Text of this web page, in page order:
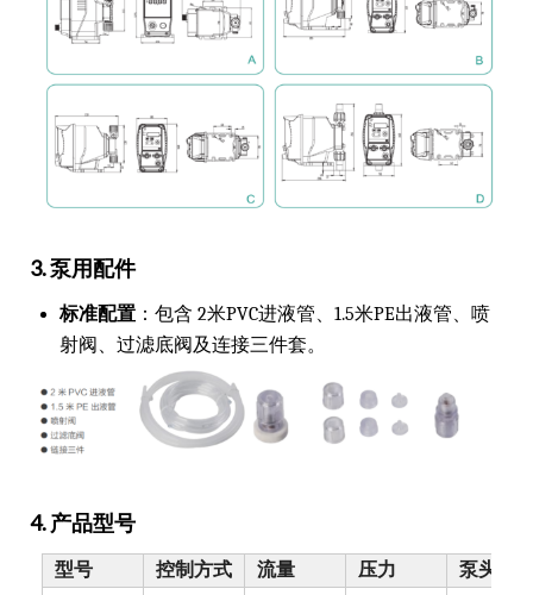
3. 泵用配件
标准配置 ：包含 2米PVC进液管、1.5米PE出液管、喷
射阀、过滤底阀及连接三件套。
4. 产品型号
型号 控制方式 流量 压力
泵头材